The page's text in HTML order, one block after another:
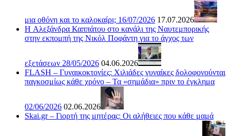
μια οθόνη και το καλοκαίρι; 16/07/2026 17.07.2026
H Αλεξάνδρα Καππάτου στο κανάλι της Ναυτεμπορικής
στην εκπομπή της Νικόλ Ποφάντη για το άγχος των
εξετάσεων 28/05/2026 04.06.2026
FLASH – Γυναικοκτονίες: Χιλιάδες γυναίκες δολοφονούνται
παγκοσμίως κάθε χρόνο – Τα «σημάδια» πριν το έγκλημα
02/06/2026 02.06.2026
Skai.gr – Γιορτή της μητέρας: Οι αλήθειες που κάθε μαμά